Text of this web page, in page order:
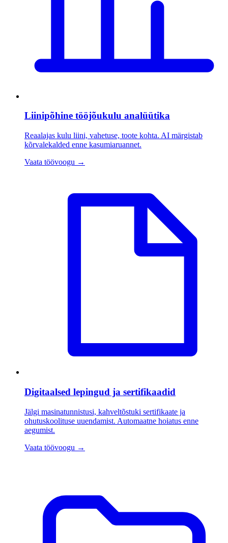
Liinipõhine tööjõukulu analüütika
Reaalajas kulu liini, vahetuse, toote kohta. AI märgistab
kõrvalekalded enne kasumiaruannet.
Vaata töövoogu →
Digitaalsed lepingud ja sertifikaadid
Jälgi masinatunnistusi, kahveltõstuki sertifikaate ja
ohutuskoolituse uuendamist. Automaatne hoiatus enne
aegumist.
Vaata töövoogu →